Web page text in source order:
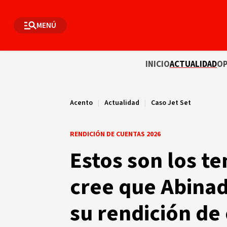
MENÚ
INICIOACTUALIDAD
Acento | Actualidad | Caso Jet Set
RENDICIÓN DE CUENTAS 2026
Estos son los
cree que
su rendición